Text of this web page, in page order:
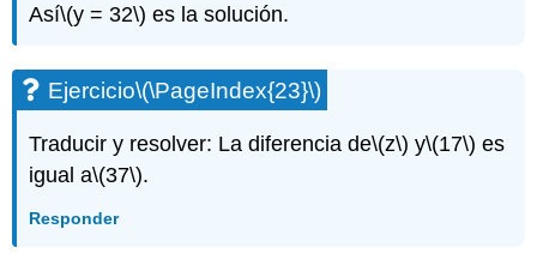
Así\(y = 32\) es la solución.
Ejercicio\(\PageIndex{23}\)
Traducir y resolver: La diferencia de\(z\) y\(17\) es
igual a\(37\).
Responder